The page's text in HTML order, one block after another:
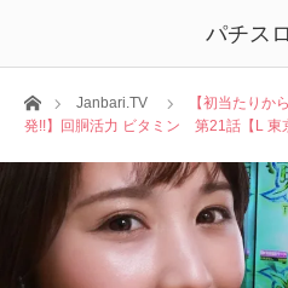
パチス
ホームJanbari.TV
【初当たりか
発!!】回胴活力 ビタミン 第21話【L 東